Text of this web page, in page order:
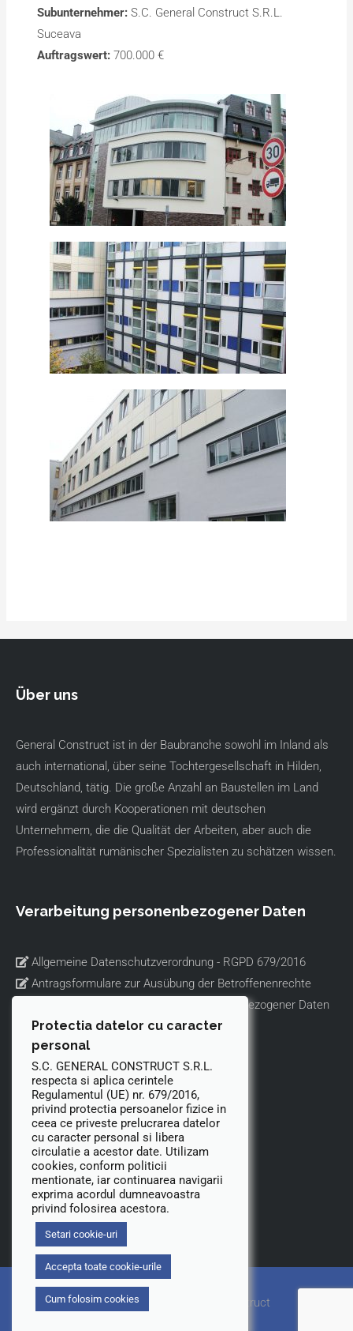
Subunternehmer: S.C. General Construct S.R.L.
Suceava
Auftragswert: 700.000 €
Über uns
General Construct ist in der Baubranche sowohl im Inland als
auch international, über seine Tochtergesellschaft in Hilden,
Deutschland, tätig. Die große Anzahl an Baustellen im Land
wird ergänzt durch Kooperationen mit deutschen
Unternehmern, die die Qualität der Arbeiten, aber auch die
Professionalität rumänischer Spezialisten zu schätzen wissen.
Verarbeitung personenbezogener Daten
Allgemeine Datenschutzverordnung - RGPD 679/2016
Antragsformulare zur Ausübung der Betroffenenrechte
Informationen zur Verarbeitung personenbezogener Daten
per Video
Datenschutz-Bestimmungen
Cookies-Richtlinie
ANPC
Kontakt
40724 Hilden, Oststraße 74, Deutschland
+49 2111799950
info@gecod.de
+49 2117406123
Copyright © 2026 General Construct
Protectia datelor cu caracter
personal
S.C. GENERAL CONSTRUCT S.R.L.
respecta si aplica cerintele
Regulamentul (UE) nr. 679/2016,
privind protectia persoanelor fizice in
ceea ce priveste prelucrarea datelor
cu caracter personal si libera
circulatie a acestor date. Utilizam
cookies, conform politicii
mentionate, iar continuarea navigarii
exprima acordul dumneavoastra
privind folosirea acestora.
Setari cookie-uri
Accepta toate cookie-urile
Cum folosim cookies